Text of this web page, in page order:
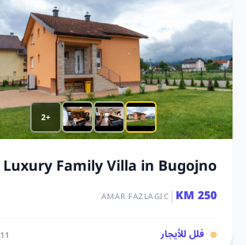
+2
Luxury Family Villa in Bugojno
250 KM
|
AMAR FAZLAGIC
فلل للأيجار 11‏/7‏/2026